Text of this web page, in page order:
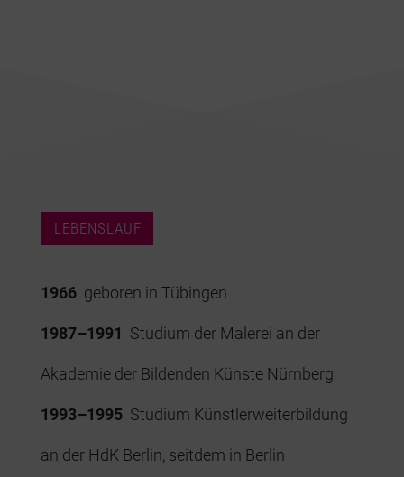
LEBENSLAUF
1966 geboren in Tübingen
1987–1991 Studium der Malerei an der
Akademie der Bildenden Künste Nürnberg
1993–1995 Studium Künstlerweiterbildung
an der HdK Berlin, seitdem in Berlin